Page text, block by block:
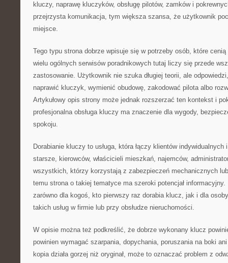
kluczy, naprawę kluczyków, obsługę pilotów, zamków i
przejrzysta komunikacja, tym większa szansa, że użytkownik
miejsce.
Tego typu strona dobrze wpisuje się w potrzeby osób, które
wielu ogólnych serwisów poradnikowych tutaj liczy się przede
zastosowanie. Użytkownik nie szuka długiej teorii, ale
naprawić kluczyk, wymienić obudowę, zakodować pilota albo
Artykułowy opis strony może jednak rozszerzać ten kontekst i
profesjonalna obsługa kluczy ma znaczenie dla wygody,
spokoju.
Dorabianie kluczy to usługa, która łączy klientów indywidualnych
starsze, kierowców, właścicieli mieszkań, najemców,
wszystkich, którzy korzystają z zabezpieczeń mechanicznych
temu strona o takiej tematyce ma szeroki potencjał
zarówno dla kogoś, kto pierwszy raz dorabia klucz, jak i dla
takich usług w firmie lub przy obsłudze nieruchomości.
W opisie można też podkreślić, że dobrze wykonany klucz
powinien wymagać szarpania, dopychania, poruszania na boki
kopia działa gorzej niż oryginał, może to oznaczać problem z